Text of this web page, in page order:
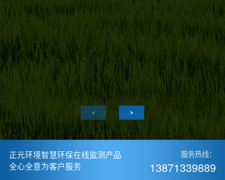
正元环境智慧环保在线监测产品
全心全意为客户服务
服务热线：
13871339889